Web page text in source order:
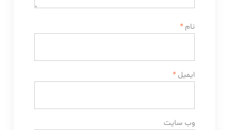
نام *
ایمیل *
وب‌ سایت